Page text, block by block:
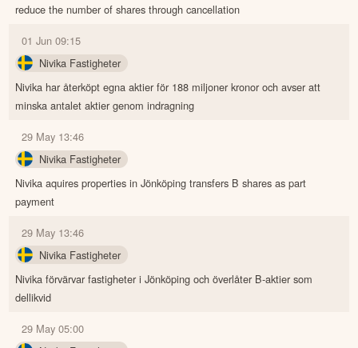
reduce the number of shares through cancellation
01 Jun 09:15
Nivika Fastigheter
Nivika har återköpt egna aktier för 188 miljoner kronor och avser att
minska antalet aktier genom indragning
29 May 13:46
Nivika Fastigheter
Nivika aquires properties in Jönköping transfers B shares as part
payment
29 May 13:46
Nivika Fastigheter
Nivika förvärvar fastigheter i Jönköping och överlåter B-aktier som
dellikvid
29 May 05:00